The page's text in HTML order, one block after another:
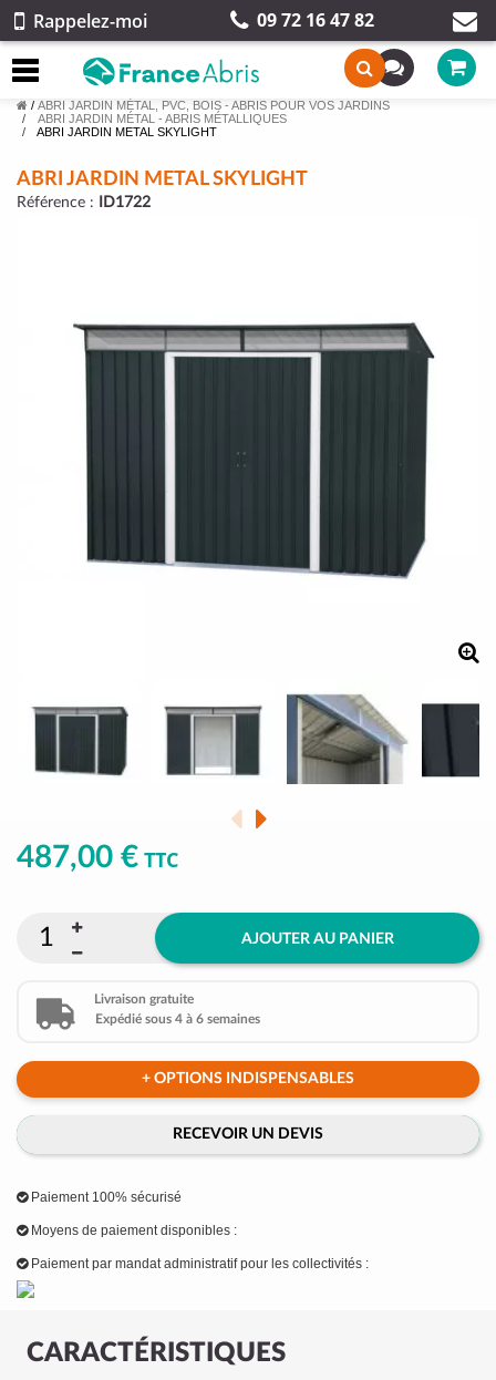
Rappelez-moi 09 72 16 47 82
/ ABRI JARDIN MÉTAL, PVC, BOIS - ABRIS POUR VOS JARDINS
ABRI JARDIN MÉTAL - ABRIS MÉTALLIQUES
ABRI JARDIN METAL SKYLIGHT
ABRI JARDIN METAL SKYLIGHT
Référence : ID1722
CARACTÉRISTIQUES
487,00 € TTC
AJOUTER AU PANIER
Livraison gratuite
Expédié sous 4 à 6 semaines
+ OPTIONS INDISPENSABLES
RECEVOIR UN DEVIS
Paiement 100% sécurisé
Moyens de paiement disponibles :
Paiement par mandat administratif pour les collectivités :